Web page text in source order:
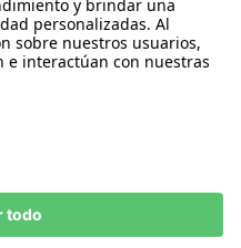
el desistimiento
de cookies